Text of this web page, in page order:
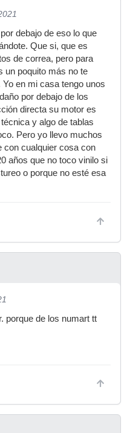
debajo de eso lo que
Que si, que es
de correa, pero para
un poquito más no te
en mi casa tengo unos
por debajo de los
directa su motor es
y algo de tablas
Pero yo llevo muchos
con cualquier cosa con
años que no toco vinilo si
o porque no esté esa
porque de los numart tt